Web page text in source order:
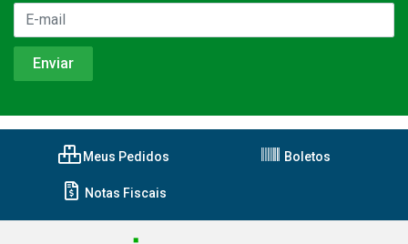
Meus Pedidos Boletos
Notas Fiscais